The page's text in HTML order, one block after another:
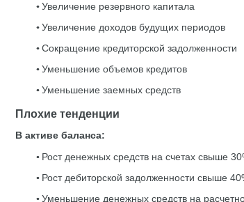
Увеличение резервного капитала
Увеличение доходов будущих периодов
Сокращение кредиторской задолженности
Уменьшение объемов кредитов
Уменьшение заемных средств
Плохие тенденции
В активе баланса:
Рост денежных средств на счетах свыше
Рост дебиторской задолженности свыше
Уменьшение денежных средств на